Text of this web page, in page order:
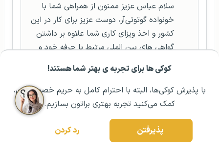
کوکی ها برای تجربه ی بهتر شما هستند!
با پذیرش کوکی‌ها، البته با احترام کامل به حریم خصوصیتون،
کمک می‌کنید تجربه بهتری براتون بسازیم.
پذیرفتن رد کردن
مشــاوره اولیه رایگان: ۰۲۱ ۴۳۰۰۰ ۰۲۱ رزرو مشاوره تخصصی
سلام عباس عزیز ممنون از همراهی شما با
خونواده گوتوتی‌آر، دوست عزیز برای کار در این
کشور و اخذ ویزای کاری شما علاوه بر داشتن
گواهی های بین الملی مرتبط با حرفه خود و
سوی کارفرما در این کشور خواهید داشت. اگر
سؤال دیگه‌ای داشتید حتما با ما در میان
بگذارید. موفق باشید
پاسخ به این پرسش